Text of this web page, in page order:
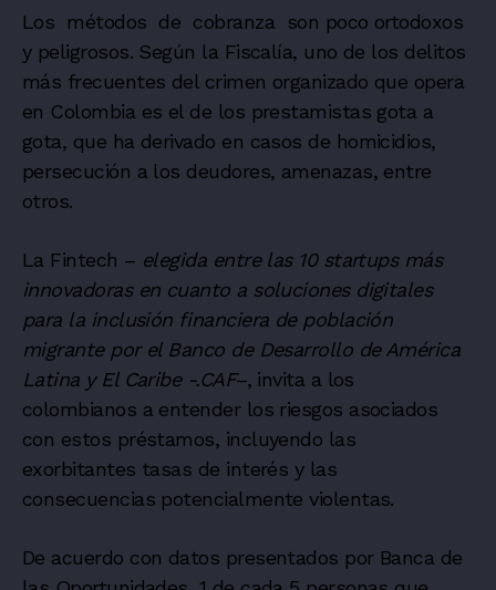
Los métodos de cobranza son poco ortodoxos
y peligrosos. Según la Fiscalía, uno de los delitos
más frecuentes del crimen organizado que opera
en Colombia es el de los prestamistas gota a
gota, que ha derivado en casos de homicidios,
persecución a los deudores, amenazas, entre
otros.
La Fintech – elegida entre las 10 startups más
innovadoras en cuanto a soluciones digitales
para la inclusión financiera de población
migrante por el Banco de Desarrollo de América
Latina y El Caribe -.CAF–, invita a los
colombianos a entender los riesgos asociados
con estos préstamos, incluyendo las
exorbitantes tasas de interés y las
consecuencias potencialmente violentas.
De acuerdo con datos presentados por Banca de